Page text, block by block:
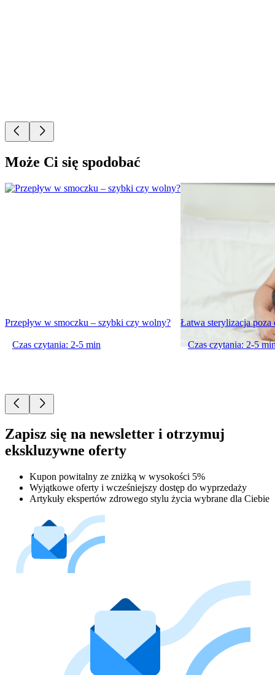
Może Ci się spodobać
Przepływ w smoczku – szybki czy wolny?
Czas czytania: 2-5 min
Łatwa sterylizacja poza
Czas czytania: 2-5
Zapisz się na newsletter i otrzymuj
ekskluzywne oferty
Kupon powitalny ze zniżką w wysokości 5%
Wyjątkowe oferty i wcześniejszy dostęp do wyprzedaży
Artykuły ekspertów zdrowego stylu życia wybrane dla Ciebie